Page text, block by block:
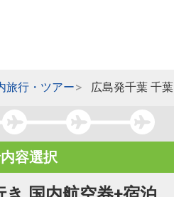
旅行・ツアー 広島発千葉 千
容選択